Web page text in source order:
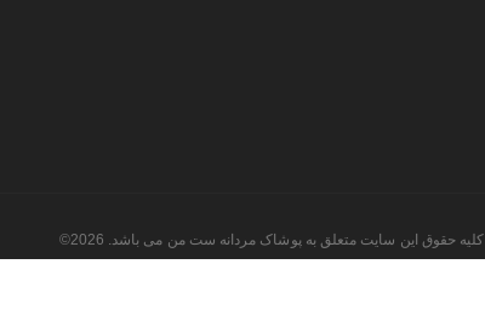
کلیه حقوق این سایت متعلق به پوشاک مردانه ست من می باشد. 2026©